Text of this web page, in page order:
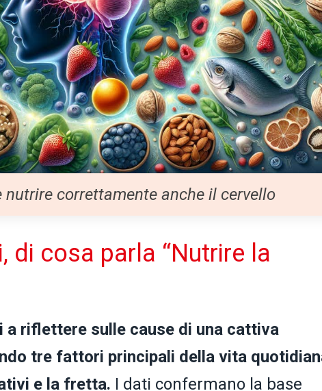
nutrire correttamente anche il cervello
di cosa parla “Nutrire la
riflettere sulle cause di una cattiva
tre fattori principali della vita
e la fretta. I dati confermano la base